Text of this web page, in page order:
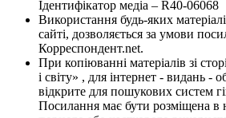
Ідентифікатор медіа – R40-06068
Використання будь-яких
сайті, дозволяється за умови
Корреспондент.net.
При копіюванні матеріалів зі
і світу» , для інтернет - видань -
відкрите для пошукових систем
Посилання має бути розміщена в